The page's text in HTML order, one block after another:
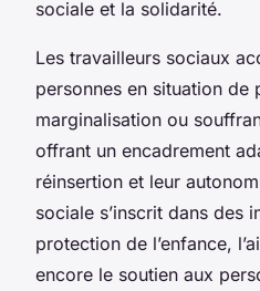
sociale et la solidarité.
Les travailleurs sociaux
personnes en situation de
marginalisation ou
offrant un encadrement
réinsertion et leur
sociale s’inscrit dans des
protection de l’enfance,
encore le soutien aux